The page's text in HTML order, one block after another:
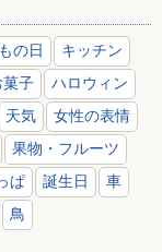
の日
キッチン
菓子
ハロウィン
天気
女性の表情
果物・フルーツ
ぱ 誕生日
車
鳥